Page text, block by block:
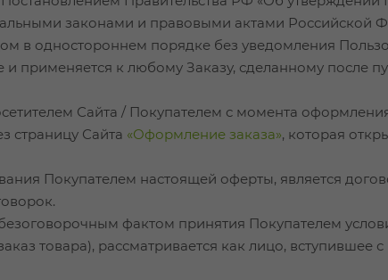
законами и правовыми актами Российской
в одностороннем порядке без уведомления
и применяется к любому Заказу, сделанному после
Сайта / Покупателем с момента
страницу Сайта «Оформление заказа», которая
Покупателем настоящей оферты, является
фактом принятия Покупателем
товара), рассматривается как лицо, вступившее